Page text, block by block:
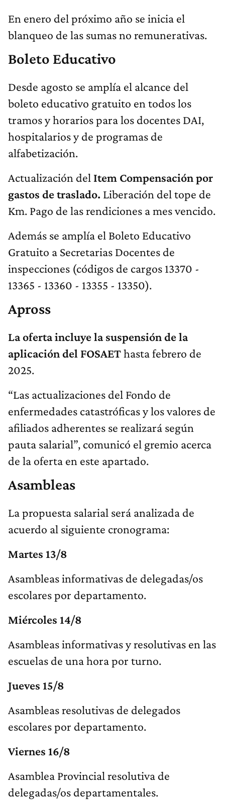
En enero del próximo año se inicia el
blanqueo de las sumas no remunerativas.
Boleto Educativo
Desde agosto se amplía el alcance del
boleto educativo gratuito en todos los
tramos y horarios para los docentes DAI,
hospitalarios y de programas de
alfabetización.
Actualización del Item Compensación por
gastos de traslado. Liberación del tope de
Km. Pago de las rendiciones a mes vencido.
Además se amplía el Boleto Educativo
Gratuito a Secretarias Docentes de
inspecciones (códigos de cargos 13370 -
13365 - 13360 - 13355 - 13350).
Apross
La oferta incluye la suspensión de la
aplicación del FOSAEThasta febrero de
2025.
“Las actualizaciones del Fondo de
enfermedades catastróficas y los valores de
afiliados adherentes se realizará según
pauta salarial”, comunicó el gremio acerca
de la oferta en este apartado.
Asambleas
La propuesta salarial será analizada de
acuerdo al siguiente cronograma:
Martes 13/8
Asambleas informativas de delegadas/os
escolares por departamento.
Miércoles 14/8
Asambleas informativas y resolutivas en las
escuelas de una hora por turno.
Jueves 15/8
Asambleas resolutivas de delegados
escolares por departamento.
Viernes 16/8
Asamblea Provincial resolutiva de
delegadas/os departamentales.